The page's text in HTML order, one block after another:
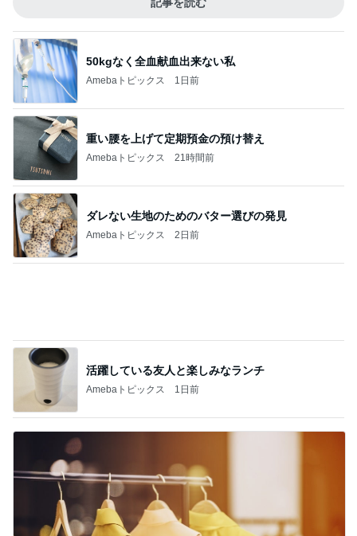
50kgなく全血献血出来ない私
Amebaトピックス 1日前
重い腰を上げて定期預金の預け替え
Amebaトピックス 21時間前
ダレない生地のためのバター選びの発見
Amebaトピックス 2日前
活躍している友人と楽しみなランチ
Amebaトピックス 1日前